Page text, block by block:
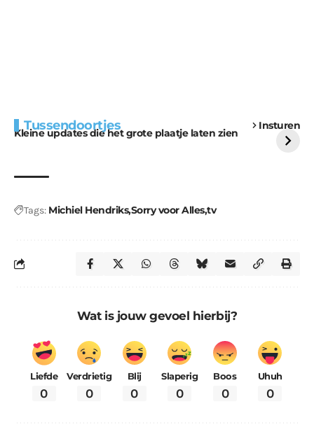
Tussendoortjes Insturen
Kleine updates die het grote plaatje laten zien
voor kabouters
uitdaging
Tags: Michiel HendriksSorry voor Allestv
Wat is jouw gevoel hierbij?
Liefde
0
Verdrietig
0
Blij
0
Slaperig
0
Boos
0
Uhuh
0